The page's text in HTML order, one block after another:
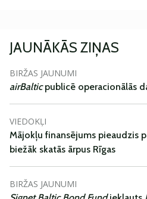
JAUNĀKĀS ZIŅAS
BIRŽAS JAUNUMI
airBalticpublicē operacionālās
VIEDOKĻI
Mājokļu finansējums pieaudzis
biežāk skatās ārpus Rīgas
BIRŽAS JAUNUMI